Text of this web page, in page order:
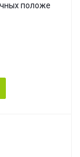
положе